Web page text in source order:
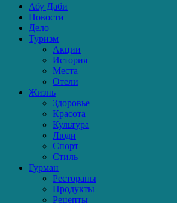
Абу Даби
Новости
Дело
Туризм
Акции
История
Места
Отели
Жизнь
Здоровье
Красота
Культура
Люди
Спорт
Стиль
Гурман
Рестораны
Продукты
Рецепты